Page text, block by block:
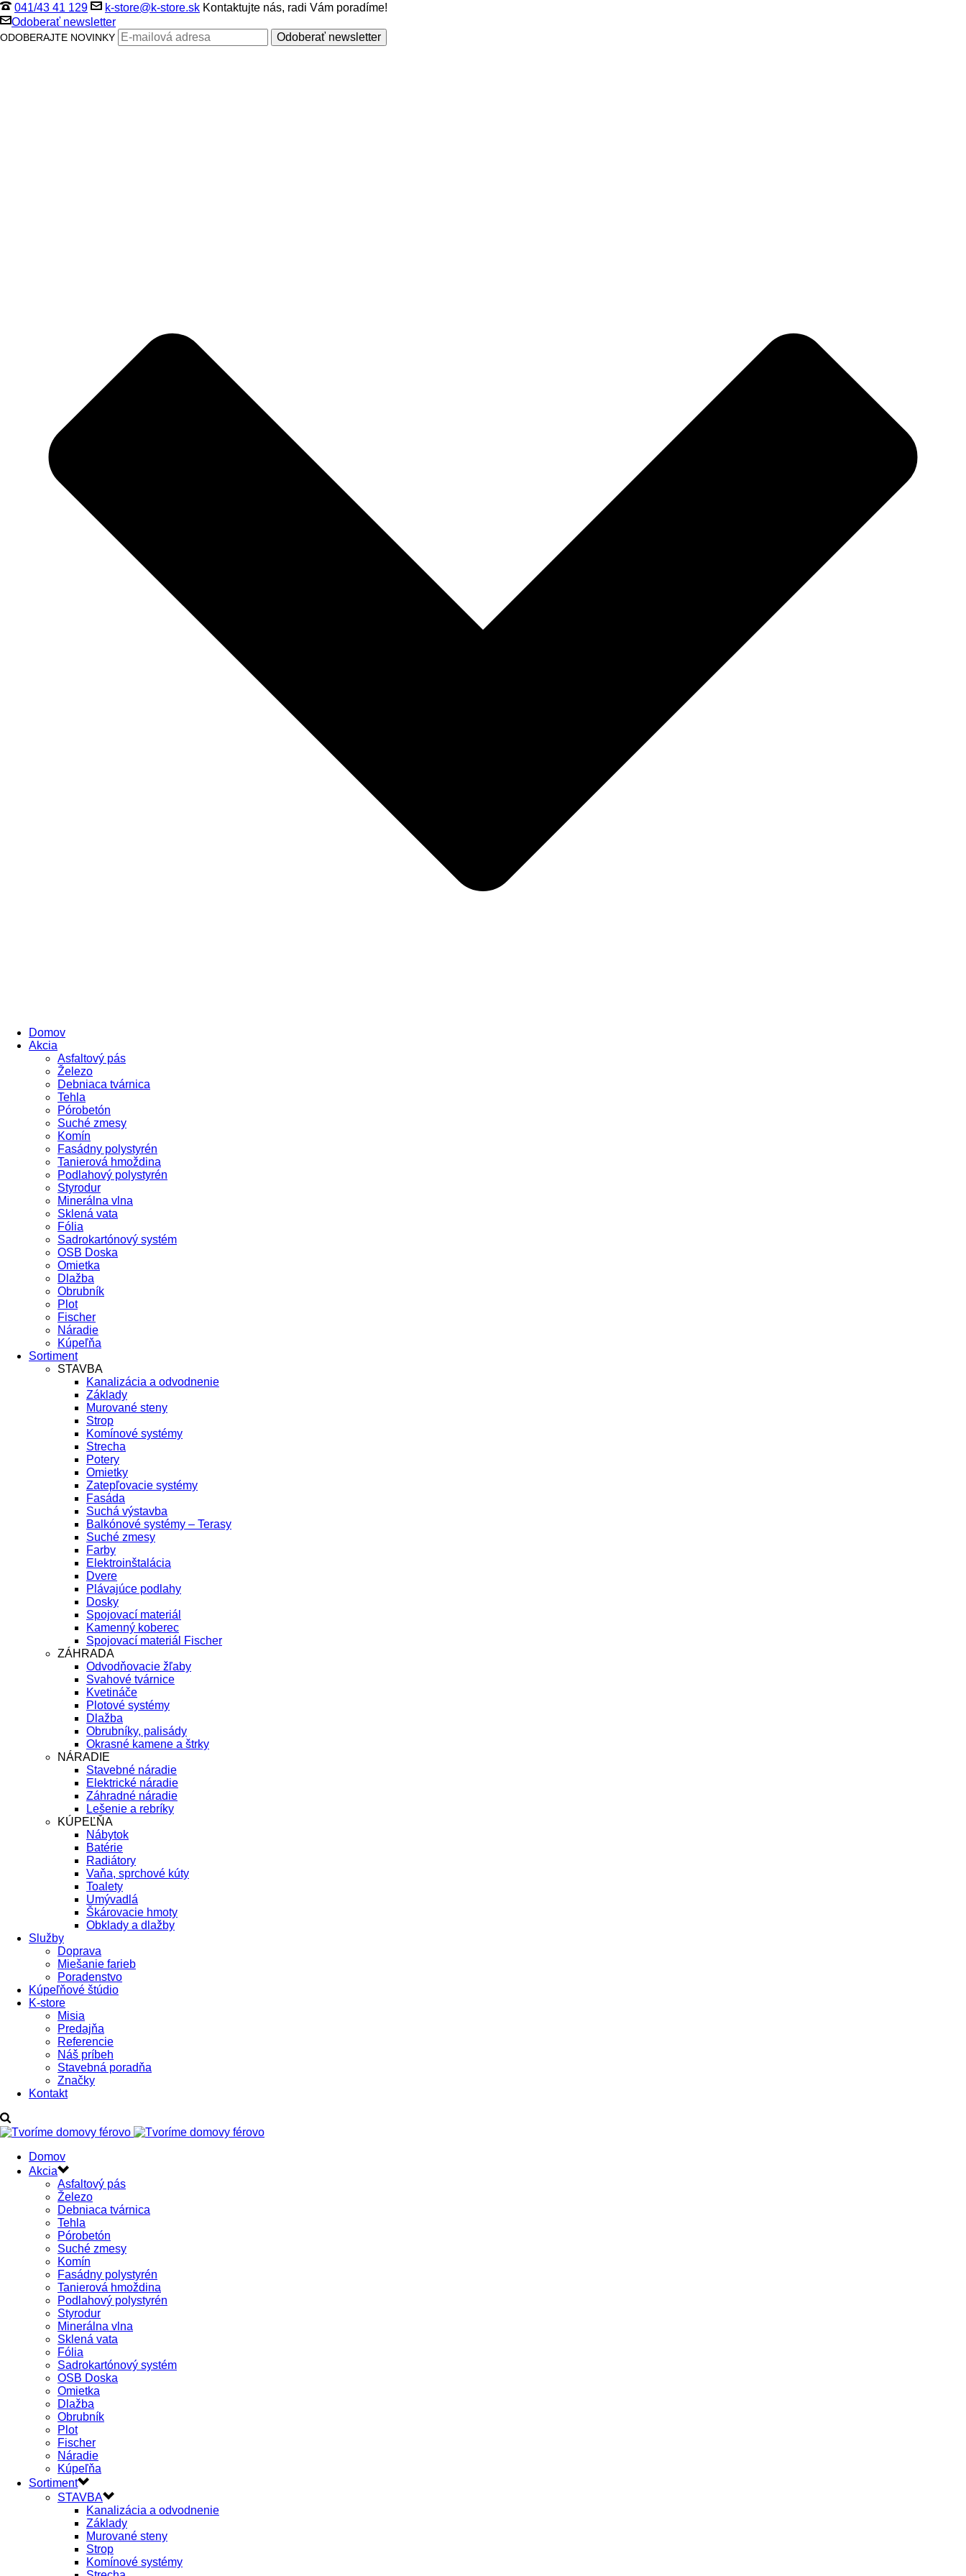
041/43 41 129 k-store@k-store.sk Kontaktujte nás, radi Vám poradíme!
Odoberať newsletter
ODOBERAJTE NOVINKY
Domov
Akcia
Asfaltový pás
Železo
Debniaca tvárnica
Tehla
Pórobetón
Suché zmesy
Komín
Fasádny polystyrén
Tanierová hmoždina
Podlahový polystyrén
Styrodur
Minerálna vlna
Sklená vata
Fólia
Sadrokartónový systém
OSB Doska
Omietka
Dlažba
Obrubník
Plot
Fischer
Náradie
Kúpeľňa
Sortiment
STAVBA
Kanalizácia a odvodnenie
Základy
Murované steny
Strop
Komínové systémy
Strecha
Potery
Omietky
Zatepľovacie systémy
Fasáda
Suchá výstavba
Balkónové systémy – Terasy
Suché zmesy
Farby
Elektroinštalácia
Dvere
Plávajúce podlahy
Dosky
Spojovací materiál
Kamenný koberec
Spojovací materiál Fischer
ZÁHRADA
Odvodňovacie žľaby
Svahové tvárnice
Kvetináče
Plotové systémy
Dlažba
Obrubníky, palisády
Okrasné kamene a štrky
NÁRADIE
Stavebné náradie
Elektrické náradie
Záhradné náradie
Lešenie a rebríky
KÚPEĽŇA
Nábytok
Batérie
Radiátory
Vaňa, sprchové kúty
Toalety
Umývadlá
Škárovacie hmoty
Obklady a dlažby
Služby
Doprava
Miešanie farieb
Poradenstvo
Kúpeľňové štúdio
K-store
Misia
Predajňa
Referencie
Náš príbeh
Stavebná poradňa
Značky
Kontakt
Domov
Akcia
Asfaltový pás
Železo
Debniaca tvárnica
Tehla
Pórobetón
Suché zmesy
Komín
Fasádny polystyrén
Tanierová hmoždina
Podlahový polystyrén
Styrodur
Minerálna vlna
Sklená vata
Fólia
Sadrokartónový systém
OSB Doska
Omietka
Dlažba
Obrubník
Plot
Fischer
Náradie
Kúpeľňa
Sortiment
STAVBA
Kanalizácia a odvodnenie
Základy
Murované steny
Strop
Komínové systémy